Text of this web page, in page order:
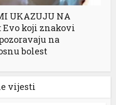
UKAZUJU NA
Evo koji znakovi
na
bolest
vijesti